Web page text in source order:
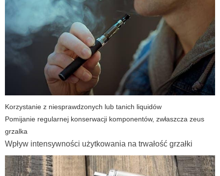
Korzystanie z niesprawdzonych lub tanich liquidów
Pomijanie regularnej konserwacji komponentów, zwłaszcza zeus
grzalka
Wpływ intensywności użytkowania na trwałość grzałki